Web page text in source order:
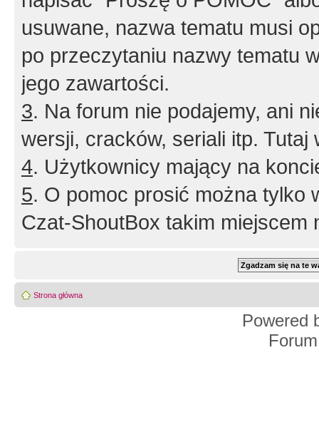
usuwane, nazwa tematu musi
po przeczytaniu nazwy tematu
jego zawartości.
3. Na forum nie podajemy, ani
wersji, cracków, seriali itp. Tutaj
4. Użytkownicy mający na
5. O pomoc prosić można tylko
Czat-ShoutBox takim miejscem
Strona główna
Powered